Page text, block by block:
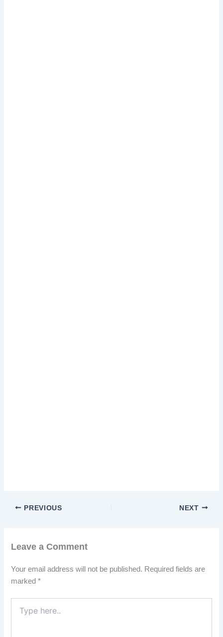
PREVIOUS NEXT
Leave a Comment
Your email address will not be published. Required fields are
marked*
here..